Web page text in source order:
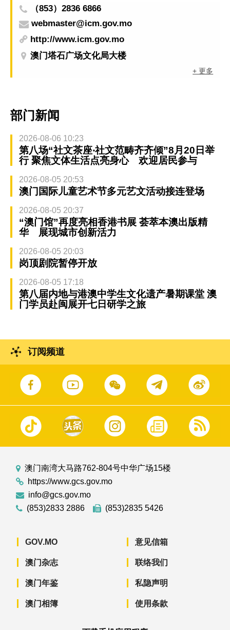
（853）2836 6866
webmaster@icm.gov.mo
http://www.icm.gov.mo
澳门塔石广场文化局大楼
+ 更多
部门新闻
2026-08-06 10:23
第八场“社文茶座‧社文范畴齐齐倾”8月20日举
行 聚焦文体生活点亮身心 欢迎居民参与
2026-08-05 20:53
澳门国际儿童艺术节多元艺文活动接连登场
2026-08-05 20:37
“澳门馆”再度亮相香港书展 荟萃本澳出版精
华 展现城市创新活力
2026-08-05 20:03
岗顶剧院暂停开放
2026-08-05 17:18
第八届内地与港澳中学生文化遗产暑期课堂 澳
门学员赴闽展开七日研学之旅
订阅频道
澳门南湾大马路762-804号中华广场15楼
https://www.gcs.gov.mo
info@gcs.gov.mo
(853)2833 2886
(853)2835 5426
GOV.MO
澳门杂志
澳门年鉴
澳门相簿
意见信箱
联络我们
私隐声明
使用条款